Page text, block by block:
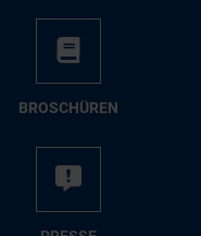
BRO­SCHÜ­REN